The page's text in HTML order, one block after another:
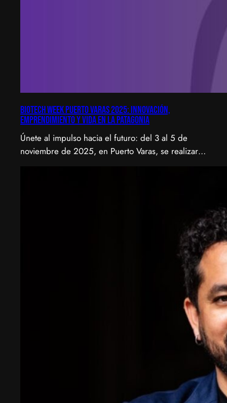
Biotech Week Puerto Varas 2025: Innovación,
emprendimiento y vida en la Patagonia
Únete al impulso hacia el futuro: del 3 al 5 de
noviembre de 2025, en Puerto Varas, se realizará